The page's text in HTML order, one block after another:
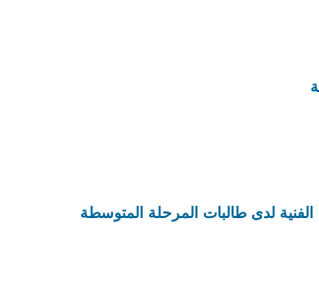
الفنية لدى طالبات المرحلة المتوسطة